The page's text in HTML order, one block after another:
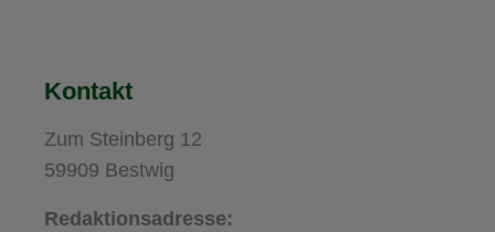
Kontakt
Zum Steinberg 12
59909 Bestwig
Redaktionsadresse: